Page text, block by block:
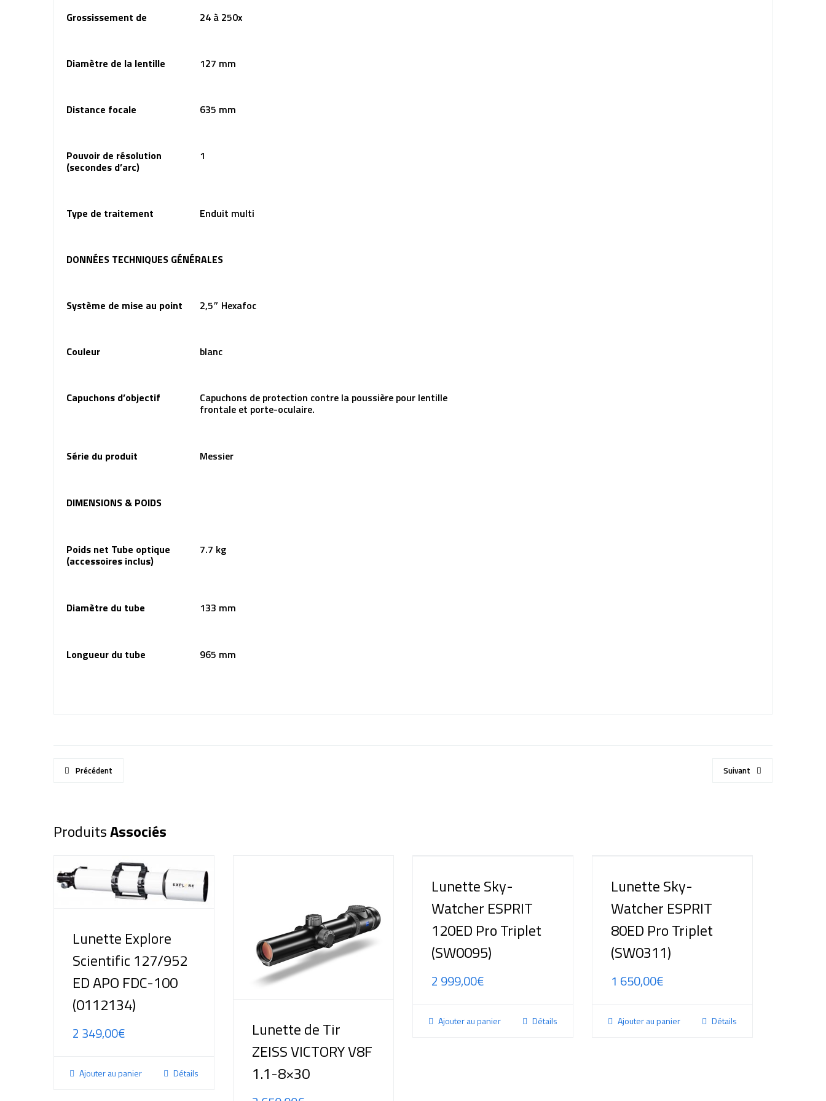
Grossissement de 24 à 250x
Diamètre de la lentille 127 mm
Distance focale 635 mm
Pouvoir de résolution
(secondes d’arc)
1
Type de traitement Enduit multi
DONNÉES TECHNIQUES GÉNÉRALES
Système de mise au point 2,5″ Hexafoc
Couleur blanc
Capuchons d’objectif Capuchons de protection contre la poussière pour lentille
frontale et porte-oculaire.
Série du produit Messier
DIMENSIONS & POIDS
Poids net Tube optique
(accessoires inclus)
7.7 kg
Diamètre du tube 133 mm
Longueur du tube 965 mm
Précédent Suivant
ProduitsAssociés
Lunette Explore
Scientific 127/952
ED APO FDC-100
(0112134)
2 349,00€
Ajouter au panier Détails
Lunette de Tir
ZEISS VICTORY V8F
1.1-8×30
Lunette Sky-
Watcher ESPRIT
120ED Pro Triplet
(SW0095)
2 999,00€
Ajouter au panier Détails
Lunette Sky-
Watcher ESPRIT
80ED Pro Triplet
(SW0311)
1 650,00€
Ajouter au panier Détails